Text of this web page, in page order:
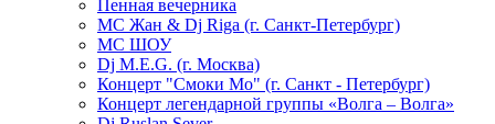
Пенная вечерника
МС Жан & Dj Riga (г. Санкт-Петербург)
МС ШОУ
Dj M.E.G. (г. Москва)
Концерт "Смоки Мо" (г. Санкт - Петербург)
Концерт легендарной группы «Волга – Волга»